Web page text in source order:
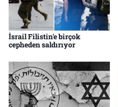
İsrail Filistin'e birçok
cepheden saldırıyor